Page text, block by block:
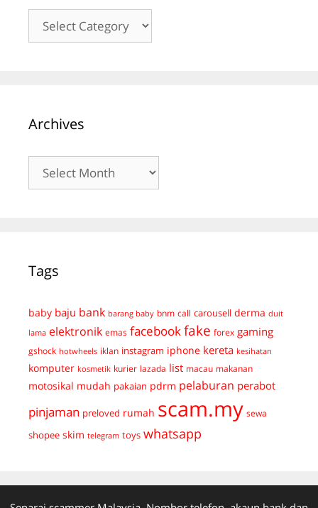
Kategori
Archives
Archives
Tags
baby baju bank barang baby bnm call carousell derma duit
lama elektronik emas facebookfake forex gaming
gshock hotwheels iklan instagram iphone kereta kesihatan
komputer kosmetik kurier lazada list macau makanan
motosikal mudah pakaian pdrm pelaburan perabot
pinjaman preloved rumah scam.my sewa
shopee skim telegram toys whatsapp